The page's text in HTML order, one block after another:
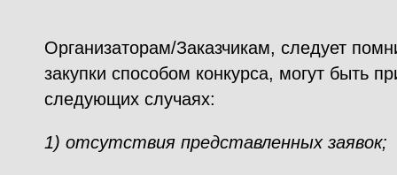
Организаторам/Заказчикам, следует
закупки способом конкурса, могут быть
следующих случаях:
1) отсутствия представленных заявок;